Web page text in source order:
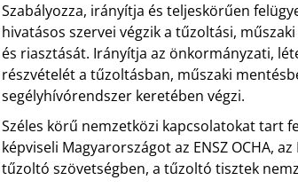
Szabályozza, irányítja és teljeskörűen
hivatásos szervei végzik a tűzoltási,
és riasztását. Irányítja az önkormányzati,
részvételét a tűzoltásban, műszaki
segélyhívórendszer keretében végzi.
Széles körű nemzetközi kapcsolatokat tart
képviseli Magyarországot az ENSZ OCHA,
tűzoltó szövetségben, a tűzoltó tisztek